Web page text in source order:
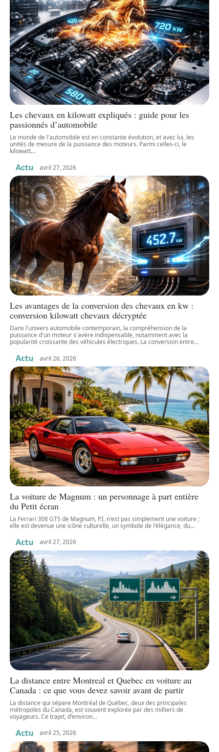
Les chevaux en kilowatt expliqués : guide pour les
passionnés d’automobile
Le monde de l'automobile est en constante évolution, et avec lui, les
unités de mesure de la puissance des moteurs. Parmi celles-ci, le
kilowatt…
Actu avril 27, 2026
Les avantages de la conversion des chevaux en kw :
conversion kilowatt chevaux décryptée
Dans l'univers automobile contemporain, la compréhension de la
puissance d'un moteur s'avère indispensable, notamment avec la
popularité croissante des véhicules électriques. La conversion entre…
Actu avril 26, 2026
La voiture de Magnum : un personnage à part entière
du Petit écran
La Ferrari 308 GTS de Magnum, P.I. n'est pas simplement une voiture ;
elle est devenue une icône culturelle, un symbole de l'élégance, du…
Actu avril 27, 2026
La distance entre Montreal et Quebec en voiture au
Canada : ce que vous devez savoir avant de partir
La distance qui sépare Montréal de Québec, deux des principales
métropoles du Canada, est souvent explorée par des milliers de
voyageurs. Ce trajet, d'environ…
Actu avril 25, 2026